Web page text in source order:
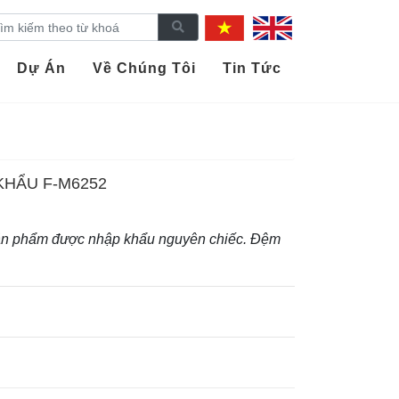
Dự Án Về Chúng Tôi Tin Tức
F-M6252
phẩm được nhập khẩu nguyên chiếc. Đệm